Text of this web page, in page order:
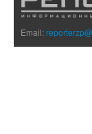
Email: